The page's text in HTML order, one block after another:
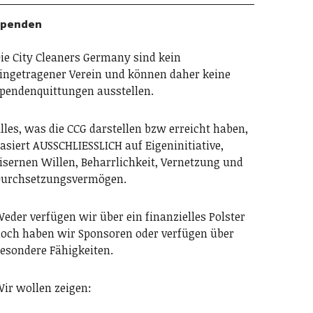
City Cleaners Germany sind kein
Verein und können daher keine
ausstellen.
was die CCG darstellen bzw erreicht haben,
AUSSCHLIESSLICH auf Eigeninitiative,
Willen, Beharrlichkeit, Vernetzung und
verfügen wir über ein finanzielles Polster
haben wir Sponsoren oder verfügen über
Fähigkeiten.
wollen zeigen: